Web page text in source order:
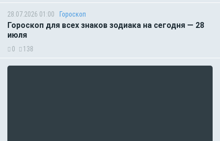
28.07.2026 01:00 Гороскоп
Гороскоп для всех знаков зодиака на сегодня — 28
июля
0 138